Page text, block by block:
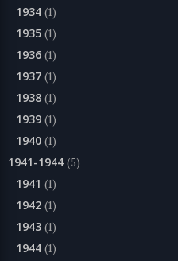
1934 (1)
1935 (1)
1936 (1)
1937 (1)
1938 (1)
1939 (1)
1940 (1)
1941-1944 (5)
1941 (1)
1942 (1)
1943 (1)
1944 (1)